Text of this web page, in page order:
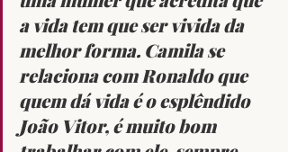
a vida tem que ser vivida da
melhor forma. Camila se
relaciona com Ronaldo que
quem dá vida é o esplêndido
João Vitor, é muito bom